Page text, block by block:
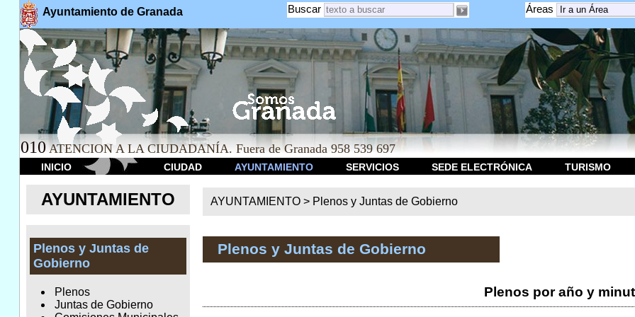
Ayuntamiento de Granada Áreas
Buscar
010 ATENCION A LA CIUDADANÍA. Fuera de Granada 958 539 697
INICIO CIUDAD AYUNTAMIENTO SERVICIOS SEDE ELECTRÓNICA TURISMO
AYUNTAMIENTO
Plenos y Juntas de
Gobierno
Plenos
Juntas de Gobierno
AYUNTAMIENTO > Plenos y Juntas de Gobierno
Plenos y Juntas de Gobierno
Plenos por año y